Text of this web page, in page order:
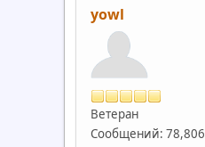
yowl
Ветеран
Сообщений: 78,806